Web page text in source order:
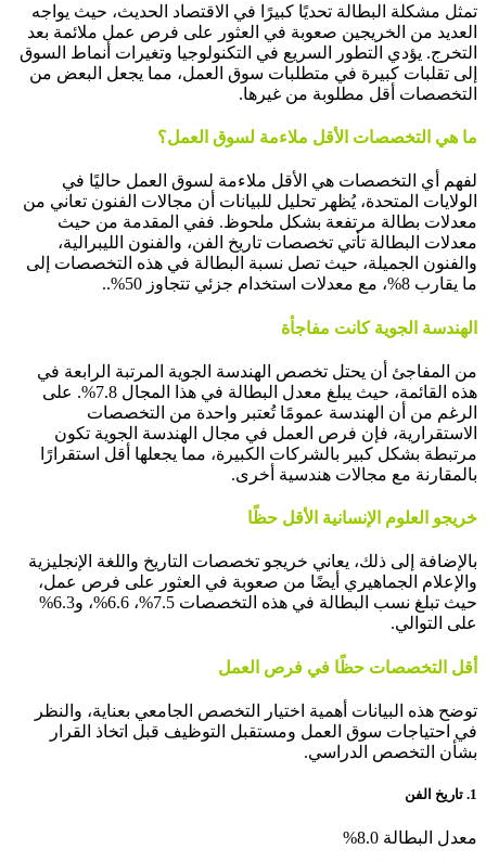
تمثل مشكلة البطالة تحديًا كبيرًا في الاقتصاد الحديث، حيث يواجه
العديد من الخريجين صعوبة في العثور على فرص عمل ملائمة بعد
التخرج. يؤدي التطور السريع في التكنولوجيا وتغيرات أنماط السوق
إلى تقلبات كبيرة في متطلبات سوق العمل، مما يجعل البعض من
التخصصات أقل مطلوبة من غيرها.
ما هي التخصصات الأقل ملاءمة لسوق العمل؟
لفهم أي التخصصات هي الأقل ملاءمة لسوق العمل حاليًا في
الولايات المتحدة، يُظهر تحليل للبيانات أن مجالات الفنون تعاني من
معدلات بطالة مرتفعة بشكل ملحوظ. ففي المقدمة من حيث
معدلات البطالة تأتي تخصصات تاريخ الفن، والفنون الليبرالية،
والفنون الجميلة، حيث تصل نسبة البطالة في هذه التخصصات إلى
ما يقارب 8%، مع معدلات استخدام جزئي تتجاوز 50%..
الهندسة الجوية كانت مفاجأة
من المفاجئ أن يحتل تخصص الهندسة الجوية المرتبة الرابعة في
هذه القائمة، حيث يبلغ معدل البطالة في هذا المجال 7.8%. على
الرغم من أن الهندسة عمومًا تُعتبر واحدة من التخصصات
الاستقرارية، فإن فرص العمل في مجال الهندسة الجوية تكون
مرتبطة بشكل كبير بالشركات الكبيرة، مما يجعلها أقل استقرارًا
بالمقارنة مع مجالات هندسية أخرى.
خريجو العلوم الإنسانية الأقل حظًا
بالإضافة إلى ذلك، يعاني خريجو تخصصات التاريخ واللغة الإنجليزية
والإعلام الجماهيري أيضًا من صعوبة في العثور على فرص عمل،
حيث تبلغ نسب البطالة في هذه التخصصات 7.5%، 6.6%، و6.3%
على التوالي.
أقل التخصصات حظًا في فرص العمل
توضح هذه البيانات أهمية اختيار التخصص الجامعي بعناية، والنظر
في احتياجات سوق العمل ومستقبل التوظيف قبل اتخاذ القرار
بشأن التخصص الدراسي.
1. تاريخ الفن
معدل البطالة 8.0%